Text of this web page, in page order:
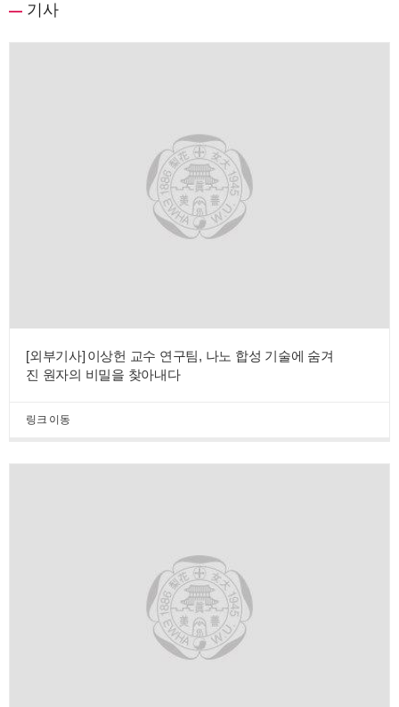
기사
[외부기사] 이상헌 교수 연구팀, 나노 합성 기술에 숨겨
진 원자의 비밀을 찾아내다
링크 이동